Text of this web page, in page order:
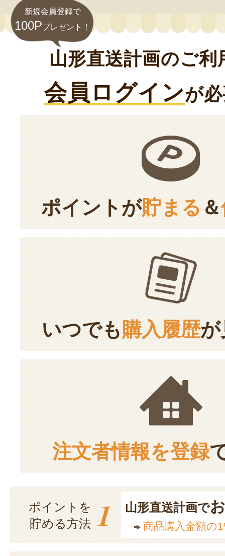
新規会員登録で
100Pプレゼント！
山形直送計画のご利
会員ログインが
ポイントが貯まる ＆
いつでも購入履歴が
注文者情報を登録
ポイントを
貯める方法 1 山形直送計画で
商品購入金額の